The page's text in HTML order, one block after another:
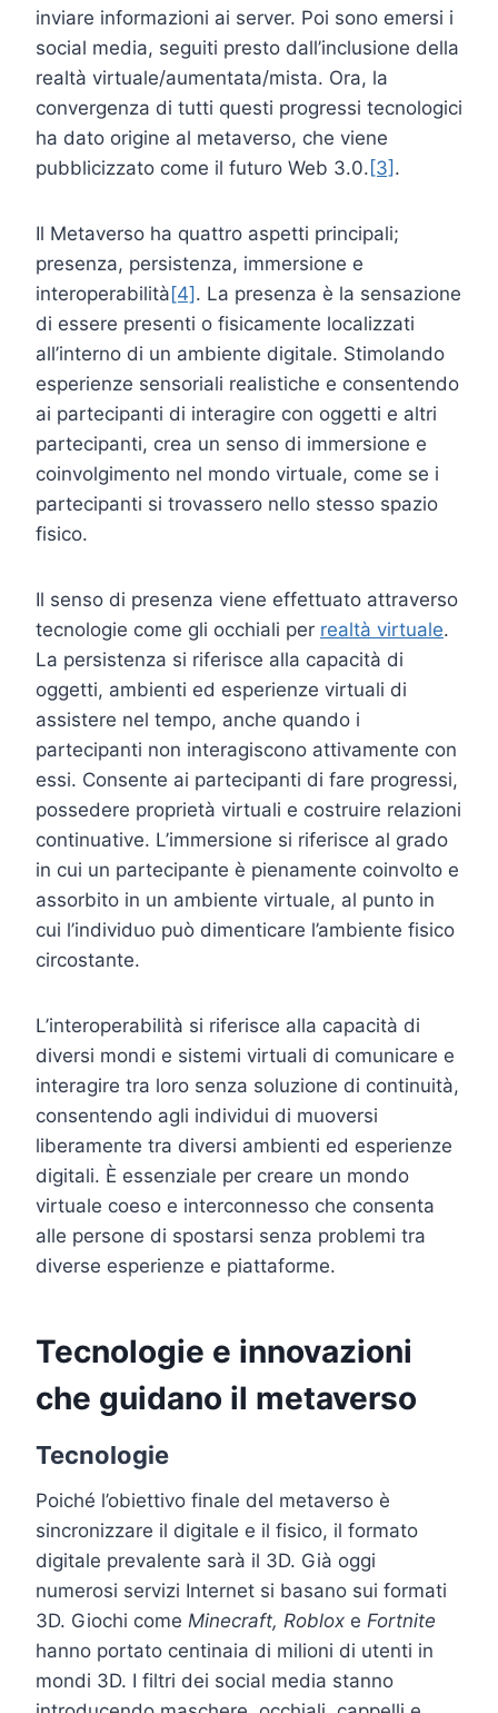
inviare informazioni ai server. Poi sono emersi i
social media, seguiti presto dall’inclusione della
realtà virtuale/aumentata/mista. Ora, la
convergenza di tutti questi progressi tecnologici
ha dato origine al metaverso, che viene
pubblicizzato come il futuro Web 3.0. [3] .
Il Metaverso ha quattro aspetti principali;
presenza, persistenza, immersione e
interoperabilità[4]. La presenza è la sensazione
di essere presenti o fisicamente localizzati
all’interno di un ambiente digitale. Stimolando
esperienze sensoriali realistiche e consentendo
ai partecipanti di interagire con oggetti e altri
partecipanti, crea un senso di immersione e
coinvolgimento nel mondo virtuale, come se i
partecipanti si trovassero nello stesso spazio
fisico.
Il senso di presenza viene effettuato attraverso
tecnologie come gli occhiali per realtà virtuale.
La persistenza si riferisce alla capacità di
oggetti, ambienti ed esperienze virtuali di
assistere nel tempo, anche quando i
partecipanti non interagiscono attivamente con
essi. Consente ai partecipanti di fare progressi,
possedere proprietà virtuali e costruire relazioni
continuative. L’immersione si riferisce al grado
in cui un partecipante è pienamente coinvolto e
assorbito in un ambiente virtuale, al punto in
cui l’individuo può dimenticare l’ambiente fisico
circostante.
L’interoperabilità si riferisce alla capacità di
diversi mondi e sistemi virtuali di comunicare e
interagire tra loro senza soluzione di continuità,
consentendo agli individui di muoversi
liberamente tra diversi ambienti ed esperienze
digitali. È essenziale per creare un mondo
virtuale coeso e interconnesso che consenta
alle persone di spostarsi senza problemi tra
diverse esperienze e piattaforme.
Tecnologie e innovazioni
che guidano il metaverso
Tecnologie
Poiché l’obiettivo finale del metaverso è
sincronizzare il digitale e il fisico, il formato
digitale prevalente sarà il 3D. Già oggi
numerosi servizi Internet si basano sui formati
3D. Giochi come Minecraft, Roblox e Fortnite
hanno portato centinaia di milioni di utenti in
mondi 3D. I filtri dei social media stanno